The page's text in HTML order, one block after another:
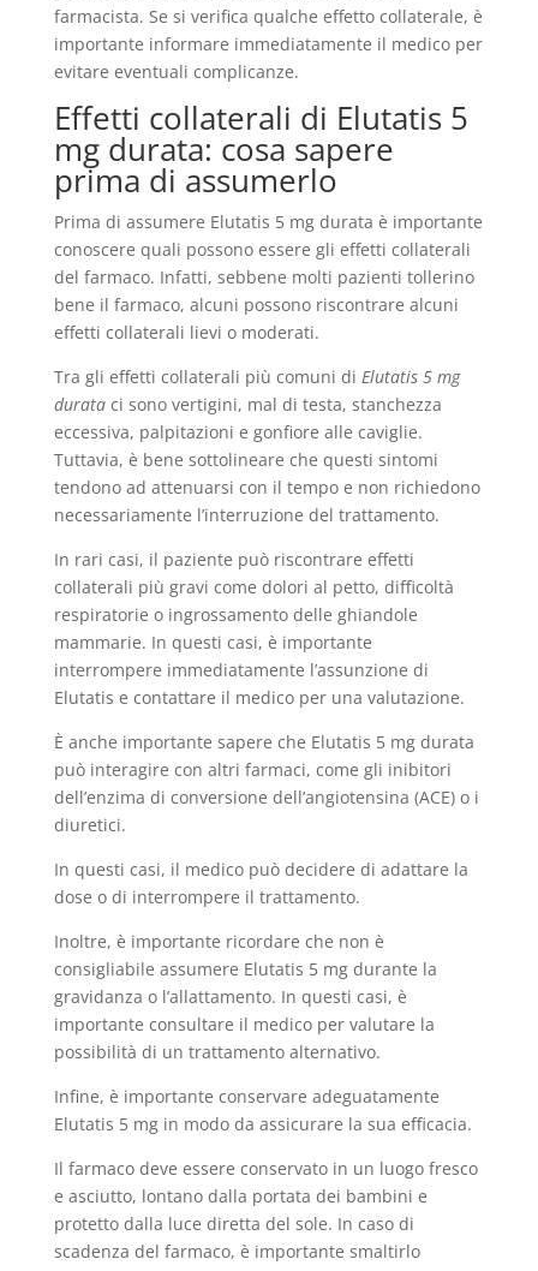
farmacista. Se si verifica qualche effetto collaterale, è
importante informare immediatamente il medico per
evitare eventuali complicanze.
Effetti collaterali di Elutatis 5
mg durata: cosa sapere
prima di assumerlo
Prima di assumere Elutatis 5 mg durata è importante
conoscere quali possono essere gli effetti collaterali
del farmaco. Infatti, sebbene molti pazienti tollerino
bene il farmaco, alcuni possono riscontrare alcuni
effetti collaterali lievi o moderati.
Tra gli effetti collaterali più comuni di Elutatis 5 mg
durataci sono vertigini, mal di testa, stanchezza
eccessiva, palpitazioni e gonfiore alle caviglie.
Tuttavia, è bene sottolineare che questi sintomi
tendono ad attenuarsi con il tempo e non richiedono
necessariamente l’interruzione del trattamento.
In rari casi, il paziente può riscontrare effetti
collaterali più gravi come dolori al petto, difficoltà
respiratorie o ingrossamento delle ghiandole
mammarie. In questi casi, è importante
interrompere immediatamente l’assunzione di
Elutatis e contattare il medico per una valutazione.
È anche importante sapere che Elutatis 5 mg durata
può interagire con altri farmaci, come gli inibitori
dell’enzima di conversione dell’angiotensina (ACE) o i
diuretici.
In questi casi, il medico può decidere di adattare la
dose o di interrompere il trattamento.
Inoltre, è importante ricordare che non è
consigliabile assumere Elutatis 5 mg durante la
gravidanza o l’allattamento. In questi casi, è
importante consultare il medico per valutare la
possibilità di un trattamento alternativo.
Infine, è importante conservare adeguatamente
Elutatis 5 mg in modo da assicurare la sua efficacia.
Il farmaco deve essere conservato in un luogo fresco
e asciutto, lontano dalla portata dei bambini e
protetto dalla luce diretta del sole. In caso di
scadenza del farmaco, è importante smaltirlo